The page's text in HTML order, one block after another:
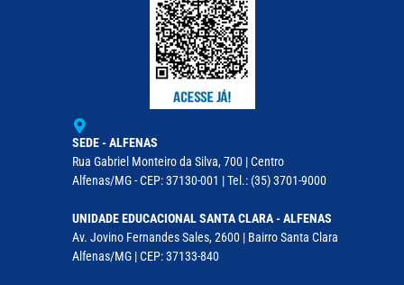
SEDE - ALFENAS
Rua Gabriel Monteiro da Silva, 700 | Centro
Alfenas/MG - CEP: 37130-001 | Tel.: (35) 3701-9000
UNIDADE EDUCACIONAL SANTA CLARA - ALFENAS
Av. Jovino Fernandes Sales, 2600 | Bairro Santa Clara
Alfenas/MG | CEP: 37133-840